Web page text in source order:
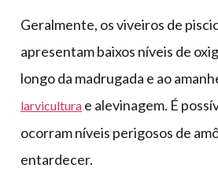
Geralmente, os viveiros de
apresentam baixos níveis de
longo da madrugada e ao
larvicultura e alevinagem. É
ocorram níveis perigosos de
entardecer.